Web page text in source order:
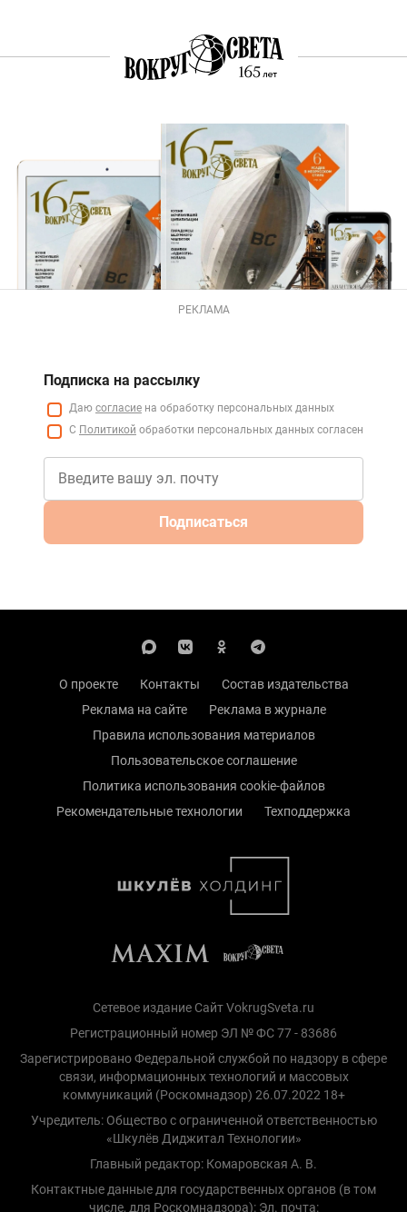
РЕКЛАМА
Подписка на рассылку
Даю согласие на обработку персональных данных
С Политикой обработки персональных данных согласен
Подписаться
О проекте Контакты
Состав издательства
Реклама на сайте
Реклама в журнале
Правила использования материалов
Пользовательское соглашение
Политика использования cookie-файлов
Рекомендательные технологии
Техподдержка
Сетевое издание Сайт VokrugSveta.ru
Регистрационный номер ЭЛ № ФС 77 - 83686
Зарегистрировано Федеральной службой по надзору в сфере
связи, информационных технологий и массовых
коммуникаций (Роскомнадзор) 26.07.2022 18+
Учредитель: Общество с ограниченной ответственностью
«Шкулёв Диджитал Технологии»
Главный редактор: Комаровская А. В.
Контактные данные для государственных органов (в том
числе, для Роскомнадзора): Эл. почта: